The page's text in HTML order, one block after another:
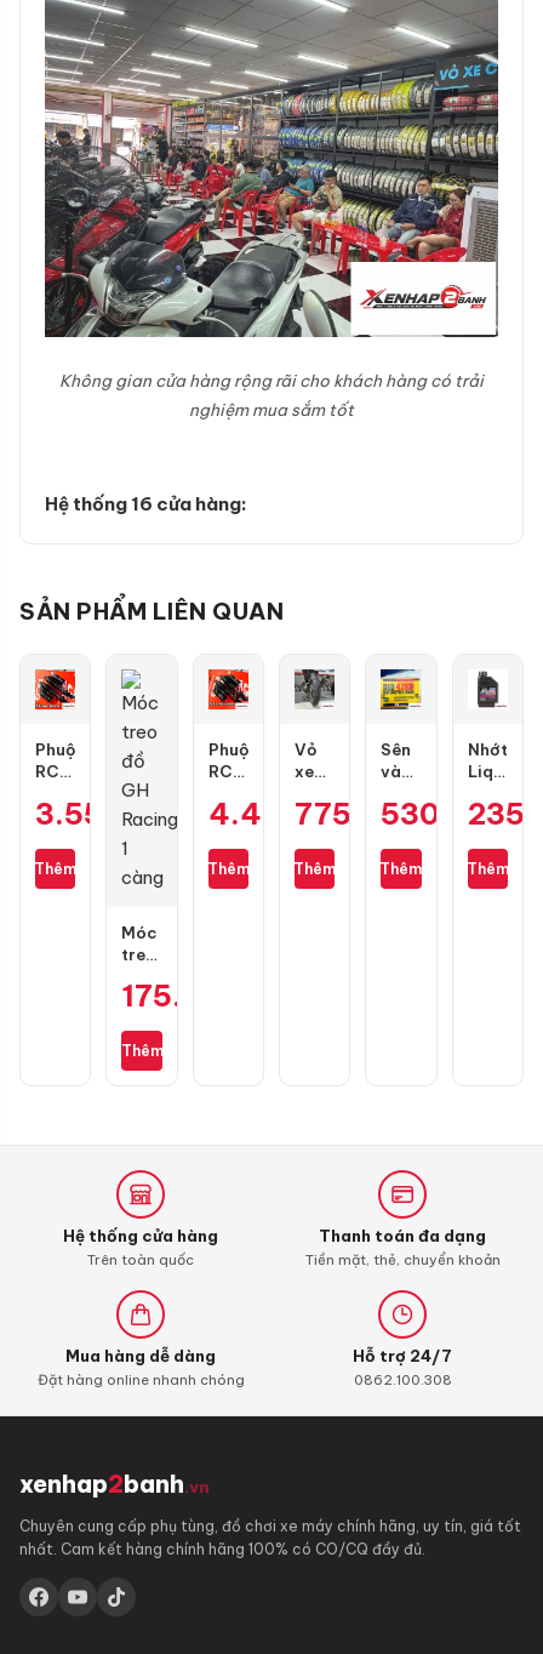
Không gian cửa hàng rộng rãi cho khách hàng có trải
nghiệm mua sắm tốt
Hệ thống 16 cửa hàng:
SẢN PHẨM LIÊN QUAN
Phuộc
RCB
S
Air
Blade
3.550.000 ₫
Thêm
Móc
treo
GH
1
càng
175.000
Thêm
Phuộc
RCB
Pro
Air
Blade
4.400.000 ₫
Thêm
Vỏ
xe
TT902
100/70-
17
775.000₫
Thêm
Sên
vàng
9 ly
(chính
hãng)
530.000₫
Thêm
Nhớt
Liqui
10W40
0.8L
Thêm
Hệ thống cửa hàng
Trên toàn quốc
Thanh toán đa dạng
Tiền mặt, thẻ, chuyển khoản
Mua hàng dễ dàng
Đặt hàng online nhanh chóng
Hỗ trợ 24/7
0862.100.308
xenhap2banh.vn
Chuyên cung cấp phụ tùng, đồ chơi xe máy chính hãng, uy tín, giá tốt
nhất. Cam kết hàng chính hãng 100% có CO/CQ đầy đủ.